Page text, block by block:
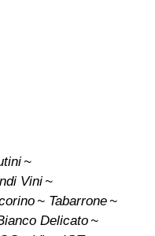
Vini
Tabarrone
Delicato